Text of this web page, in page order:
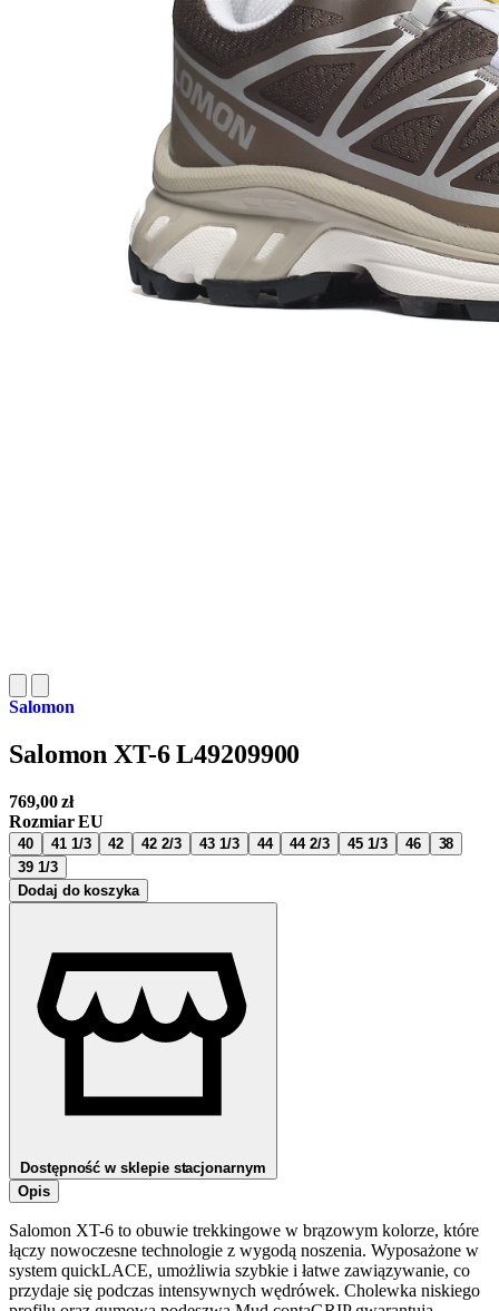
Salomon
Salomon XT-6 L49209900
769,00zł
Rozmiar EU
40 41 1/3 42 42 2/3 43 1/3 44 44 2/3 45 1/3 46
38
39 1/3
Dodaj do koszyka
Dostępność w sklepie stacjonarnym
Opis
Salomon XT-6 to obuwie trekkingowe w brązowym kolorze, które
łączy nowoczesne technologie z wygodą noszenia. Wyposażone w
system quickLACE, umożliwia szybkie i łatwe zawiązywanie, co
przydaje się podczas intensywnych wędrówek. Cholewka niskiego